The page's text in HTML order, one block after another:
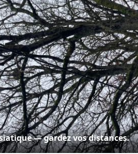
— gardez vos distances.